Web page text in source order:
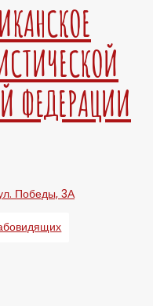
ФЕДЕРАЦИИ
Победы, 3А